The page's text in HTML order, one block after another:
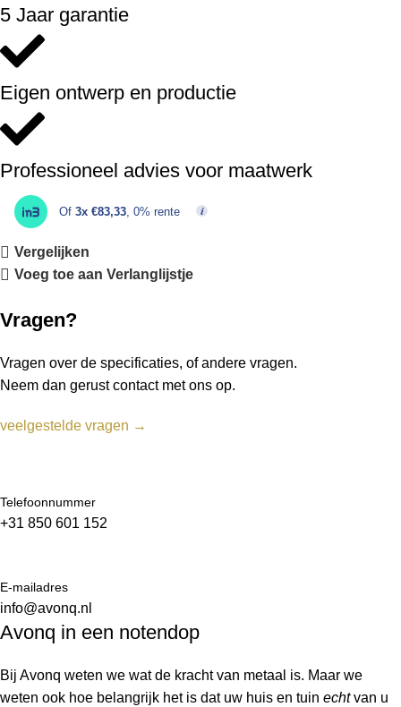
5 Jaar garantie
Eigen ontwerp en productie
Professioneel advies voor maatwerk
Of 3x €83,33, 0% rente
Vergelijken
Voeg toe aan Verlanglijstje
Vragen?
Vragen over de specificaties, of andere vragen.
Neem dan gerust contact met ons op.
veelgestelde vragen →
Telefoonnummer
+31 850 601 152
E-mailadres
info@avonq.nl
Avonq in een notendop
Bij Avonq weten we wat de kracht van metaal is. Maar we
weten ook hoe belangrijk het is dat uw huis en tuin echtvan u